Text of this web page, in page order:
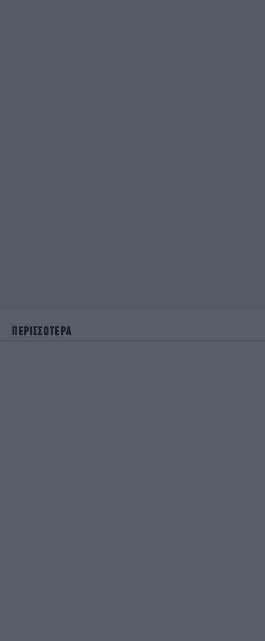
ΠΕΡΙΣΣΟΤΕΡΑ